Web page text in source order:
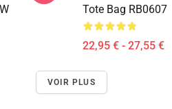
Tote Bag RB0607
22,95 € - 27,55 €
VOIR PLUS